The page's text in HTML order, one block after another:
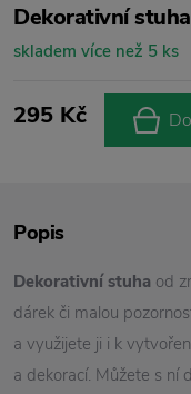
Dekorativní
skladem více než 5 ks
295 Kč
Popis
Dekorativní stuha od
dárek či malou
a využijete ji i k
a dekorací. Můžete s ní